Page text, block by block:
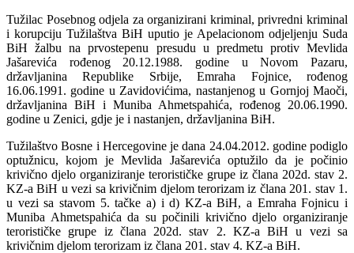
Tužilac Posebnog odjela za organizirani kriminal, privredni kriminal
i korupciju Tužilaštva BiH uputio je Apelacionom odjeljenju Suda
BiH žalbu na prvostepenu presudu u predmetu protiv Mevlida
Jašarevića rođenog 20.12.1988. godine u Novom Pazaru,
državljanina Republike Srbije, Emraha Fojnice, rođenog
16.06.1991. godine u Zavidovićima, nastanjenog u Gornjoj Maoči,
državljanina BiH i Muniba Ahmetspahića, rođenog 20.06.1990.
godine u Zenici, gdje je i nastanjen, državljanina BiH.
Tužilaštvo Bosne i Hercegovine je dana 24.04.2012. godine podiglo
optužnicu, kojom je Mevlida Jašarevića optužilo da je počinio
krivično djelo organiziranje terorističke grupe iz člana 202d. stav 2.
KZ-a BiH u vezi sa krivičnim djelom terorizam iz člana 201. stav 1.
u vezi sa stavom 5. tačke a) i d) KZ-a BiH, a Emraha Fojnicu i
Muniba Ahmetspahića da su počinili krivično djelo organiziranje
terorističke grupe iz člana 202d. stav 2. KZ-a BiH u vezi sa
krivičnim djelom terorizam iz člana 201. stav 4. KZ-a BiH.